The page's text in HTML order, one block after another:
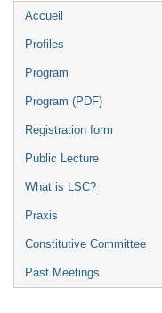
Menu
de
l'événement
Accueil
Profiles
Program
Program (PDF)
Registration form
Public Lecture
What is LSC?
Praxis
Constitutive Committee
Past Meetings